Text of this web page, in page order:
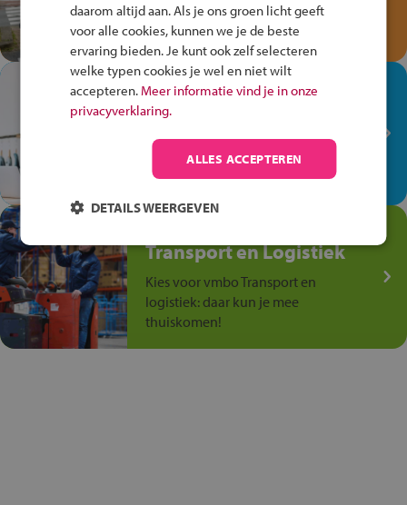
Speel het Fiets Veilig Verkeersspel
en win een Cortina-fiets!
In de winkel ben je op je
plek!
Ontdek via het vmbo jouw talent
op de winkelvloer, waar elke dag
anders is!
Transport en Logistiek
Kies voor vmbo Transport en
logistiek: daar kun je mee
thuiskomen!
daarom altijd aan. Als je ons groen licht geeft
voor alle cookies, kunnen we je de beste
ervaring bieden. Je kunt ook zelf selecteren
welke typen cookies je wel en niet wilt
accepteren. Meer informatie vind je in onze
privacyverklaring.
ALLES ACCEPTEREN
DETAILS WEERGEVEN